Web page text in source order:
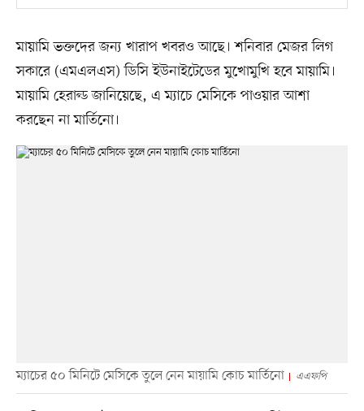
মায়ামি ভক্তদের জন্য খারাপ খবরও আছে। শনিবার মেজর লিগ
সকারে (এমএলএস) ডিসি ইউনাইটেডের মুখোমুখি হবে মায়ামি।
মায়ামি হেরাল্ড জানিয়েছে, এ ম্যাচে মেসিকে পাওয়ার আশা
করছেন না মার্তিনো।
ম্যাচের ৫০ মিনিটে মেসিকে তুলে নেন মায়ামি কোচ মার্তিনো এএফপি